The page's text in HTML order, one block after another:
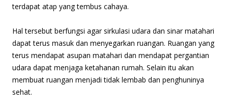
terdapat atap yang tembus cahaya.
Hal tersebut berfungsi agar sirkulasi udara dan sinar matahari
dapat terus masuk dan menyegarkan ruangan. Ruangan yang
terus mendapat asupan matahari dan mendapat pergantian
udara dapat menjaga ketahanan rumah. Selain itu akan
membuat ruangan menjadi tidak lembab dan penghuninya
sehat.